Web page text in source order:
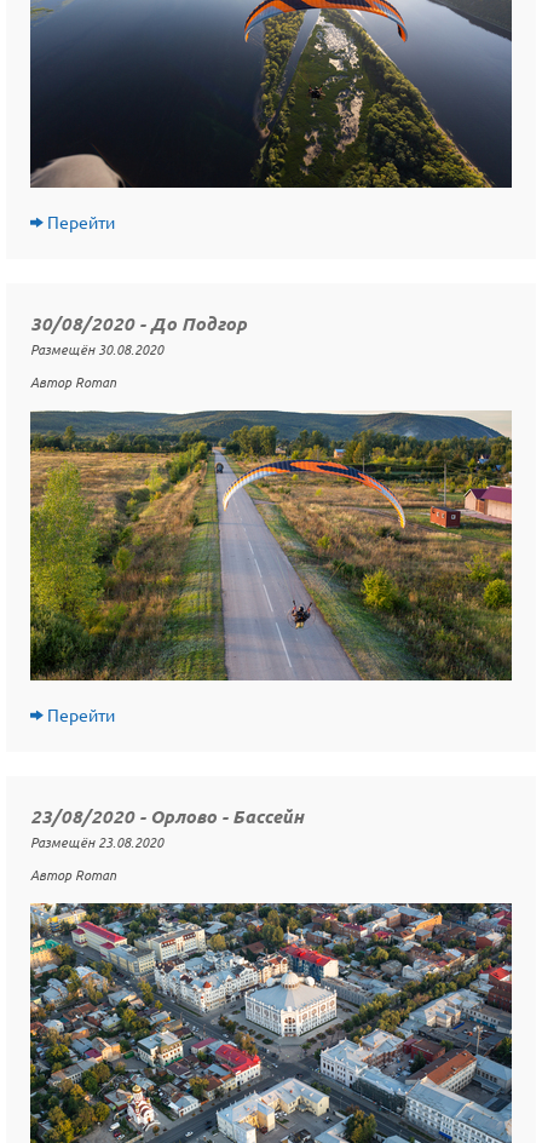
Перейти
30/08/2020 - До Подгор
Размещён 30.08.2020
Автор Roman
Перейти
23/08/2020 - Орлово - Бассейн
Размещён 23.08.2020
Автор Roman